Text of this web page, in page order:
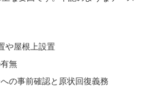
や屋根上設置
無
の事前確認と原状回復義務